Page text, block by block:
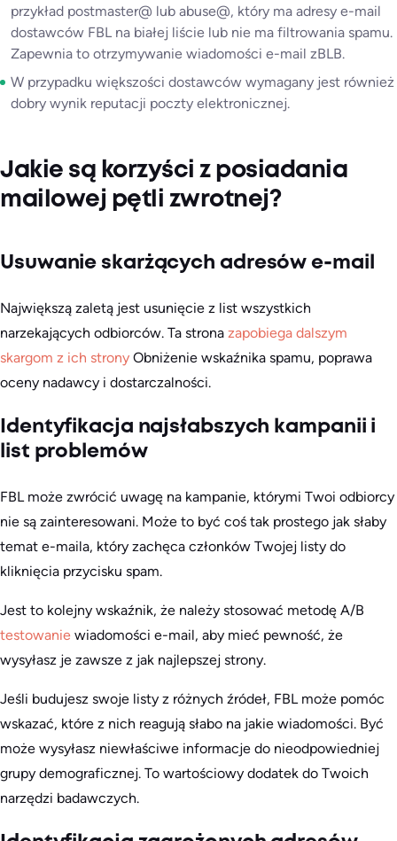
przykład postmaster@ lub abuse@, który ma adresy e-mail
dostawców FBL na białej liście lub nie ma filtrowania spamu.
Zapewnia to otrzymywanie wiadomości e-mail zBLB.
W przypadku większości dostawców wymagany jest również
dobry wynik reputacji poczty elektronicznej.
Jakie są korzyści z posiadania
mailowej pętli zwrotnej?
Usuwanie skarżących adresów e-mail
Największą zaletą jest usunięcie z list wszystkich
narzekających odbiorców. Ta strona zapobiega dalszym
skargom z ich strony Obniżenie wskaźnika spamu, poprawa
oceny nadawcy i dostarczalności.
Identyfikacja najsłabszych kampanii i
list problemów
FBL może zwrócić uwagę na kampanie, którymi Twoi odbiorcy
nie są zainteresowani. Może to być coś tak prostego jak słaby
temat e-maila, który zachęca członków Twojej listy do
kliknięcia przycisku spam.
Jest to kolejny wskaźnik, że należy stosować metodę A/B
testowanie wiadomości e-mail, aby mieć pewność, że
wysyłasz je zawsze z jak najlepszej strony.
Jeśli budujesz swoje listy z różnych źródeł, FBL może pomóc
wskazać, które z nich reagują słabo na jakie wiadomości. Być
może wysyłasz niewłaściwe informacje do nieodpowiedniej
grupy demograficznej. To wartościowy dodatek do Twoich
narzędzi badawczych.